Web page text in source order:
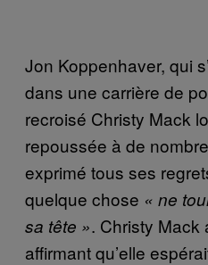
Jon Koppenhaver, qui
dans une carrière de
recroisé Christy Mack
repoussée à de
exprimé tous ses
quelque chose « ne
sa tête ». Christy Mack
affirmant qu’elle